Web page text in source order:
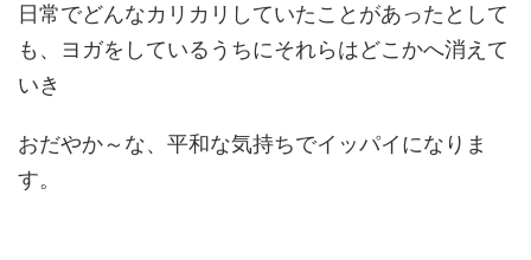
日常でどんなカリカリしていたことがあったとして
も、ヨガをしているうちにそれらはどこかへ消えて
いき
おだやか～な、平和な気持ちでイッパイになりま
す。